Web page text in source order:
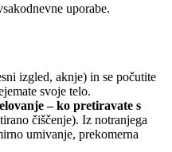
uporabe.
izgled, aknje) in se počutite
svoje telo.
– ko pretiravate s
čiščenje). Iz notranjega
umivanje, prekomerna